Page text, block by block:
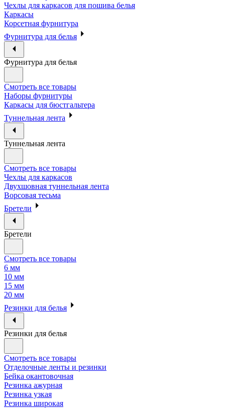
Чехлы для каркасов для пошива белья
Каркасы
Корсетная фурнитура
Фурнитура для белья
Фурнитура для белья
Смотреть все товары
Наборы фурнитуры
Каркасы для бюстгальтера
Туннельная лента
Туннельная лента
Смотреть все товары
Чехлы для каркасов
Двухшовная туннельная лента
Ворсовая тесьма
Бретели
Бретели
Смотреть все товары
6 мм
10 мм
15 мм
20 мм
Резинки для белья
Резинки для белья
Смотреть все товары
Отделочные ленты и резинки
Бейка окантовочная
Резинка ажурная
Резинка узкая
Резинка широкая